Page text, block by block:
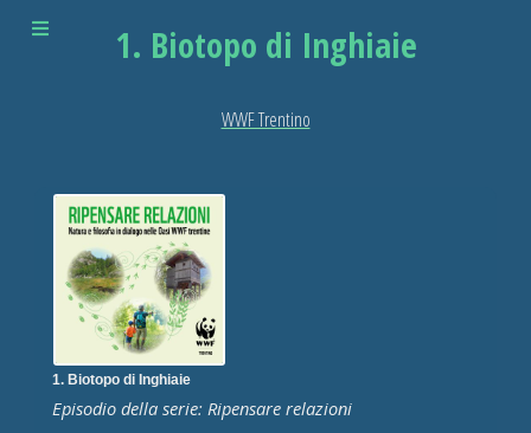
1. Biotopo di Inghiaie
WWF Trentino
1. Biotopo di Inghiaie
Episodio della serie: Ripensare relazioni